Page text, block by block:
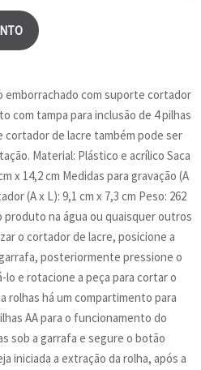
emborrachado com suporte cortador
com tampa para inclusão de 4 pilhas
cortador de lacre também pode ser
Material: Plástico e acrílico Saca
x 14,2 cm Medidas para gravação (A
(A x L): 9,1 cm x 7,3 cm Peso: 262
produto na água ou quaisquer outros
o cortador de lacre, posicione a
posteriormente pressione o
e rotacione a peça para cortar o
rolhas há um compartimento para
AA para o funcionamento do
sob a garrafa e segure o botão
iniciada a extração da rolha, após a